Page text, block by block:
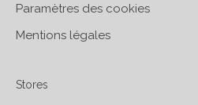
Paramètres des cookies
Mentions légales
Stores